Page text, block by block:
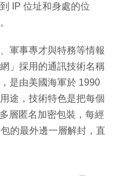
IP 位址和身處的位
軍事專才與特務等情報
」採用的通訊技術名稱
是由美國海軍於 1990
途，技術特色是把每個
層匿名加密包裝，每經
的最外邊一層解封，直